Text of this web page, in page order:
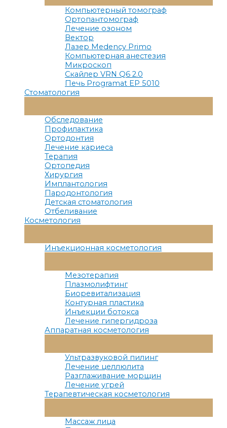
Меню
Компьютерный томограф
Ортопантомограф
Лечение озоном
Вектор
Лазер Medency Primo
Компьютерная анестезия
Микроскоп
Скайлер VRN Q6 2.0
Печь Programat EP 5010
Стоматология
Меню
Обследование
Профилактика
Ортодонтия
Лечение кариеса
Терапия
Ортопедия
Хирургия
Имплантология
Пародонтология
Детская стоматология
Отбеливание
Косметология
Меню
Инъекционная косметология
Меню
Мезотерапия
Плазмолифтинг
Биоревитализация
Контурная пластика
Инъекции ботокса
Лечение гипергидроза
Аппаратная косметология
Меню
Ультразвуковой пилинг
Лечение целлюлита
Разглаживание морщин
Лечение угрей
Терапевтическая косметология
Меню
Массаж лица